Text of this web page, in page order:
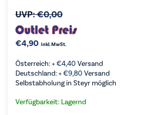
UVP:€0,00
€4,90 inkl. MwSt.
Österreich: +€4,40 Versand
Deutschland: +€9,80 Versand
Selbstabholung in Steyr möglich
Verfügbarkeit: Lagernd